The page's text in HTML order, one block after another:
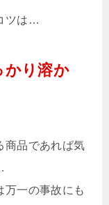
ツは…
り溶か
商品であれば気
万一の事故にも